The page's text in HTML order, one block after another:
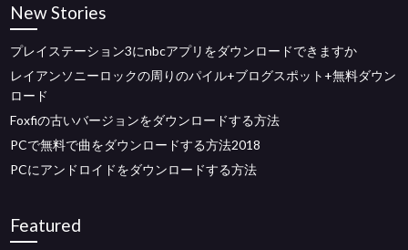
New Stories
プレイステーション3にnbcアプリをダウンロードできますか
レイアンソニーロックの周りのパイル+ブログスポット+無料ダウン
ロード
Foxfiの古いバージョンをダウンロードする方法
PCで無料で曲をダウンロードする方法2018
PCにアンドロイドをダウンロードする方法
Featured